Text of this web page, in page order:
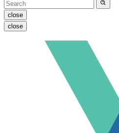
close
close